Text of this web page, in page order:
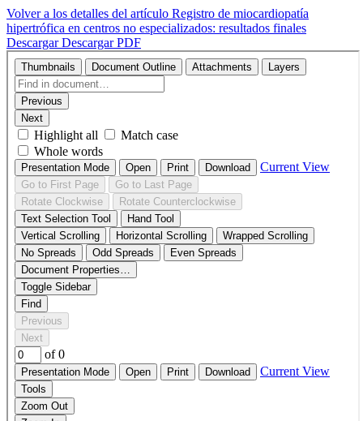
Volver a los detalles del artículo Registro de miocardiopatía
hipertrófica en centros no especializados: resultados finales
DescargarDescargar PDF